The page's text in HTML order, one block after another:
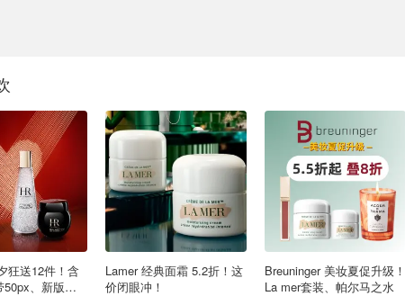
狂送12件！含
50px、新版白
Lamer 经典面霜 5.2折！这
价闭眼冲！
Breuninger 美妆夏促升级！
La mer套装、帕尔马之水